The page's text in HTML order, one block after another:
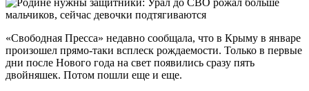
«Свободная Пресса» недавно сообщала, что в Крыму в январе
произошел прямо-таки всплеск рождаемости. Только в первые
дни после Нового года на свет появились сразу пять
двойняшек. Потом пошли еще и еще.